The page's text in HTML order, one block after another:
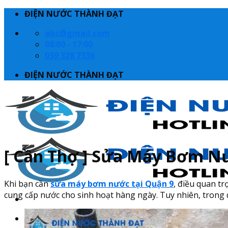
Skip
content
ĐIỆN NƯỚC THÀNH ĐẠT
ĐIỆN NƯỚC THÀNH ĐẠT
Trang chủ
[ Cần Thợ ] Sửa Máy Bơm
Khi bạn cầnsửa máy bơm nước tại Quận 9, điều quan
cung cấp nước cho sinh hoạt hàng ngày. Tuy nhiên,